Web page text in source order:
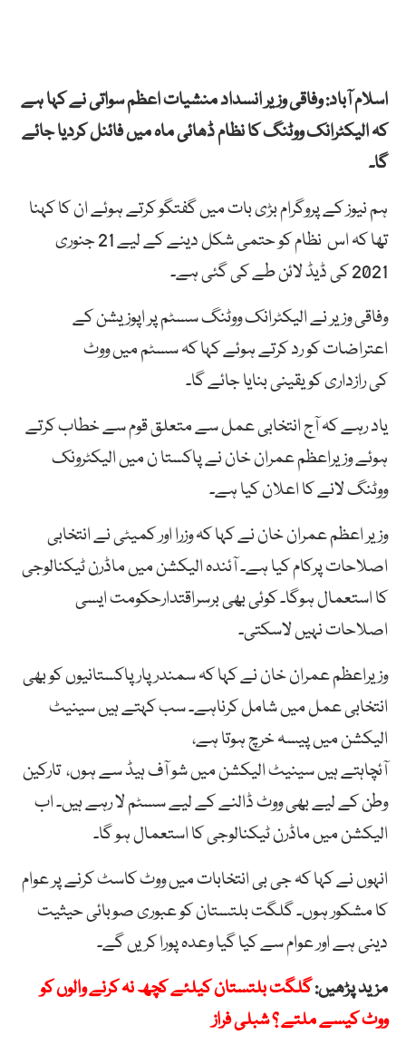
اسلام آباد: وفاقی وزیر انسداد منشیات اعظم سواتی نے کہا ہے
کہ الیکٹرانک ووٹنگ کا نظام ڈھائی ماہ میں فائنل کردیا جائے
گا۔
ہم نیوز کے پروگرام بڑی بات میں گفتگو کرتے ہوئے ان کا کہنا
تھا کہ اس نظام کو حتمی شکل دینے کے لیے 21 جنوری
2021 کی ڈیڈ لائن طے کی گئی ہے۔
وفاقی وزیر نے الیکٹرانک ووٹنگ سسٹم پر اپوزیشن کے
اعتراضات کو رد کرتے ہوئے کہا کہ سسٹم میں ووٹ
کی رازداری کو یقینی بنایا جائے گا۔
یاد رہے کہ آج انتخابی عمل سے متعلق قوم سے خطاب کرتے
ہوئے وزیراعظم عمران خان نے پاکستا ن میں الیکٹرونک
ووٹنگ لانے کا اعلان کیا ہے۔
وزیر اعظم عمران خان نے کہا کہ وزرا اور کمیٹی نے انتخابی
اصلاحات پرکام کیا ہے۔ آئندہ الیکشن میں ماڈرن ٹیکنالوجی
کا استعمال ہوگا۔ کوئی بھی برسراقتدارحکومت ایسی
اصلاحات نہیں لاسکتی۔
وزیراعظم عمران خان نے کہا کہ سمندر پار پاکستانیوں کو بھی
انتخابی عمل میں شامل کرناہے۔ سب کہتے ہیں سینیٹ
الیکشن میں پیسہ خرچ ہوتا ہے،
آئچاہتےہیںسینیٹالیکشنمیںشوآفہیڈسےہوں، تارکین
وطنکےلیےبھیووٹڈالنےکےلیےسسٹملارہےہیں۔ اب
الیکشن میں ماڈرن ٹیکنالوجی کا استعمال ہو گا۔
انہوں نے کہا کہ جی بی انتخابات میں ووٹ کاسٹ کرنے پر عوام
کا مشکور ہوں۔ گلگت بلتستان کو عبوری صوبائی حیثیت
دینی ہے اور عوام سے کیا گیا وعدہ پورا کریں گے۔
مزید پڑھیں:گلگت بلتستان کیلئے کچھ نہ کرنے والوں کو
ووٹ کیسے ملتے ؟ شبلی فراز